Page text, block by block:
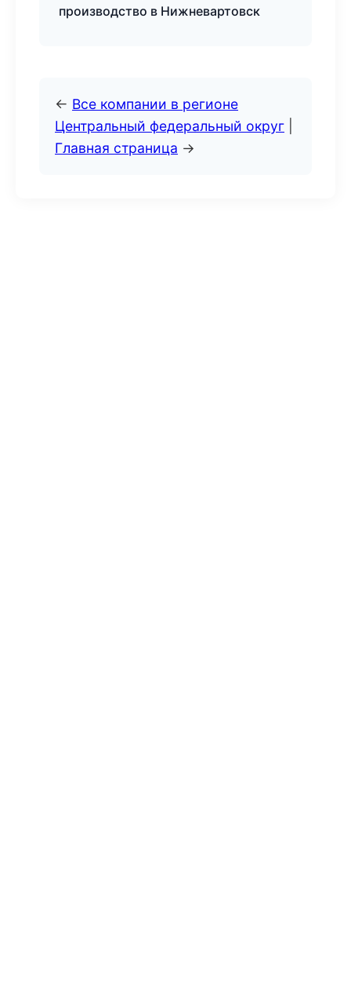
производство в Нижневартовск
← Все компании в регионе
Центральный федеральный округ
Главная страница →